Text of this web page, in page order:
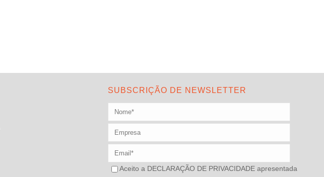
SUBSCRIÇÃO DE NEWSLETTER
Aceito a DECLARAÇÃO DE PRIVACIDADE apresentada